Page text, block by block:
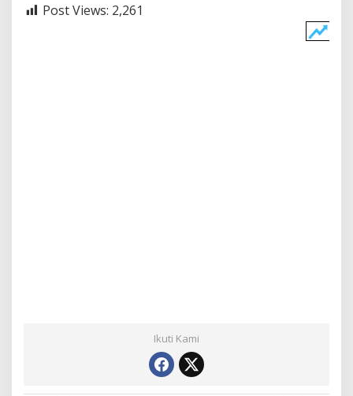
Post Views: 2,261
Ikuti Kami